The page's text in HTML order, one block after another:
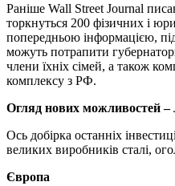
Раніше Wall Street Journal
торкнуться 200 фізичних і
попередньою інформацією,
можуть потрапити
члени їхніх сімей, а також
комплексу з РФ.
Огляд нових можливостей –
Ось добірка останніх
великих виробників сталі,
Європа